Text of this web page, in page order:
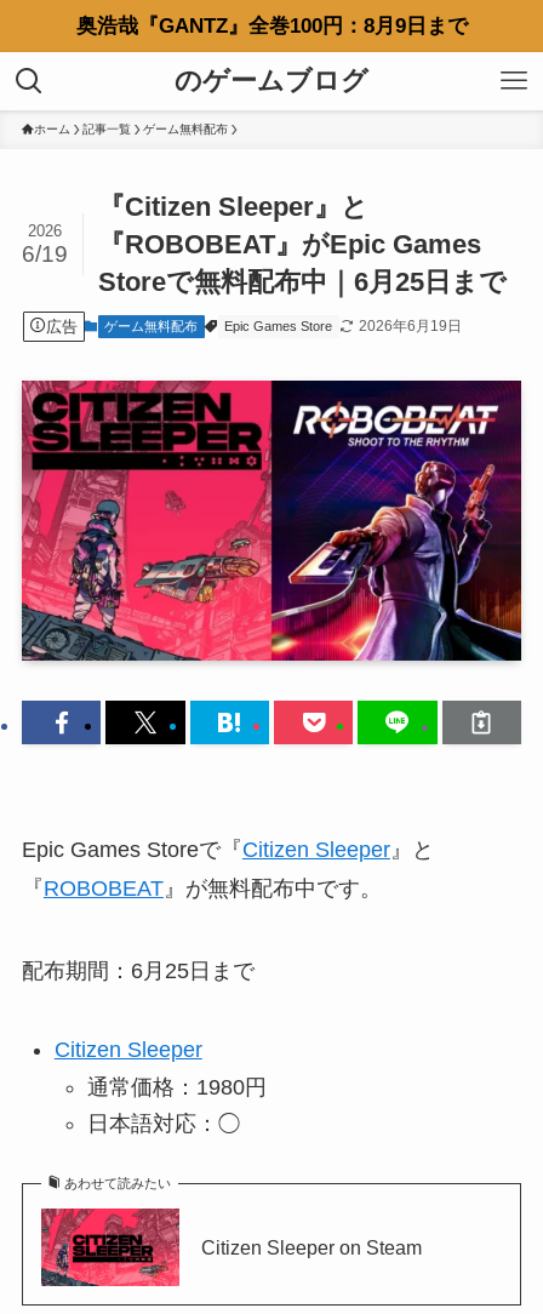
奥浩哉『GANTZ』全巻100円：8月9日まで
のゲームブログ
ホーム 記事一覧 ゲーム無料配布
『Citizen Sleeper』と
『ROBOBEAT』がEpic Games
Storeで無料配布中｜6月25日まで
2026
6/19
広告 ゲーム無料配布 Epic Games Store 2026年6月19日
Epic Games Storeで『Citizen Sleeper』と
『ROBOBEAT』が無料配布中です。
配布期間：6月25日まで
Citizen Sleeper
通常価格：1980円
日本語対応：◯
あわせて読みたい
Citizen Sleeper on Steam